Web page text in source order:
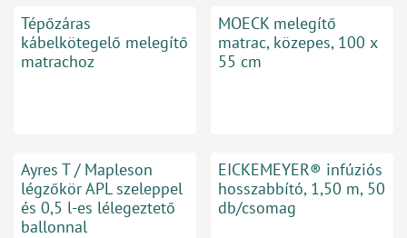
Tépőzáras
kábelkötegelő melegítő
matrachoz
MOECK melegítő
matrac, közepes, 100 x
55 cm
Ayres T / Mapleson
légzőkör APL szeleppel
és 0,5 l-es lélegeztető
ballonnal
EICKEMEYER® infúziós
hosszabbító, 1,50 m, 50
db/csomag